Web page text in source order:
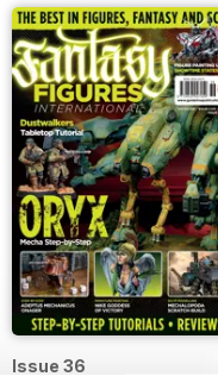
Issue 36